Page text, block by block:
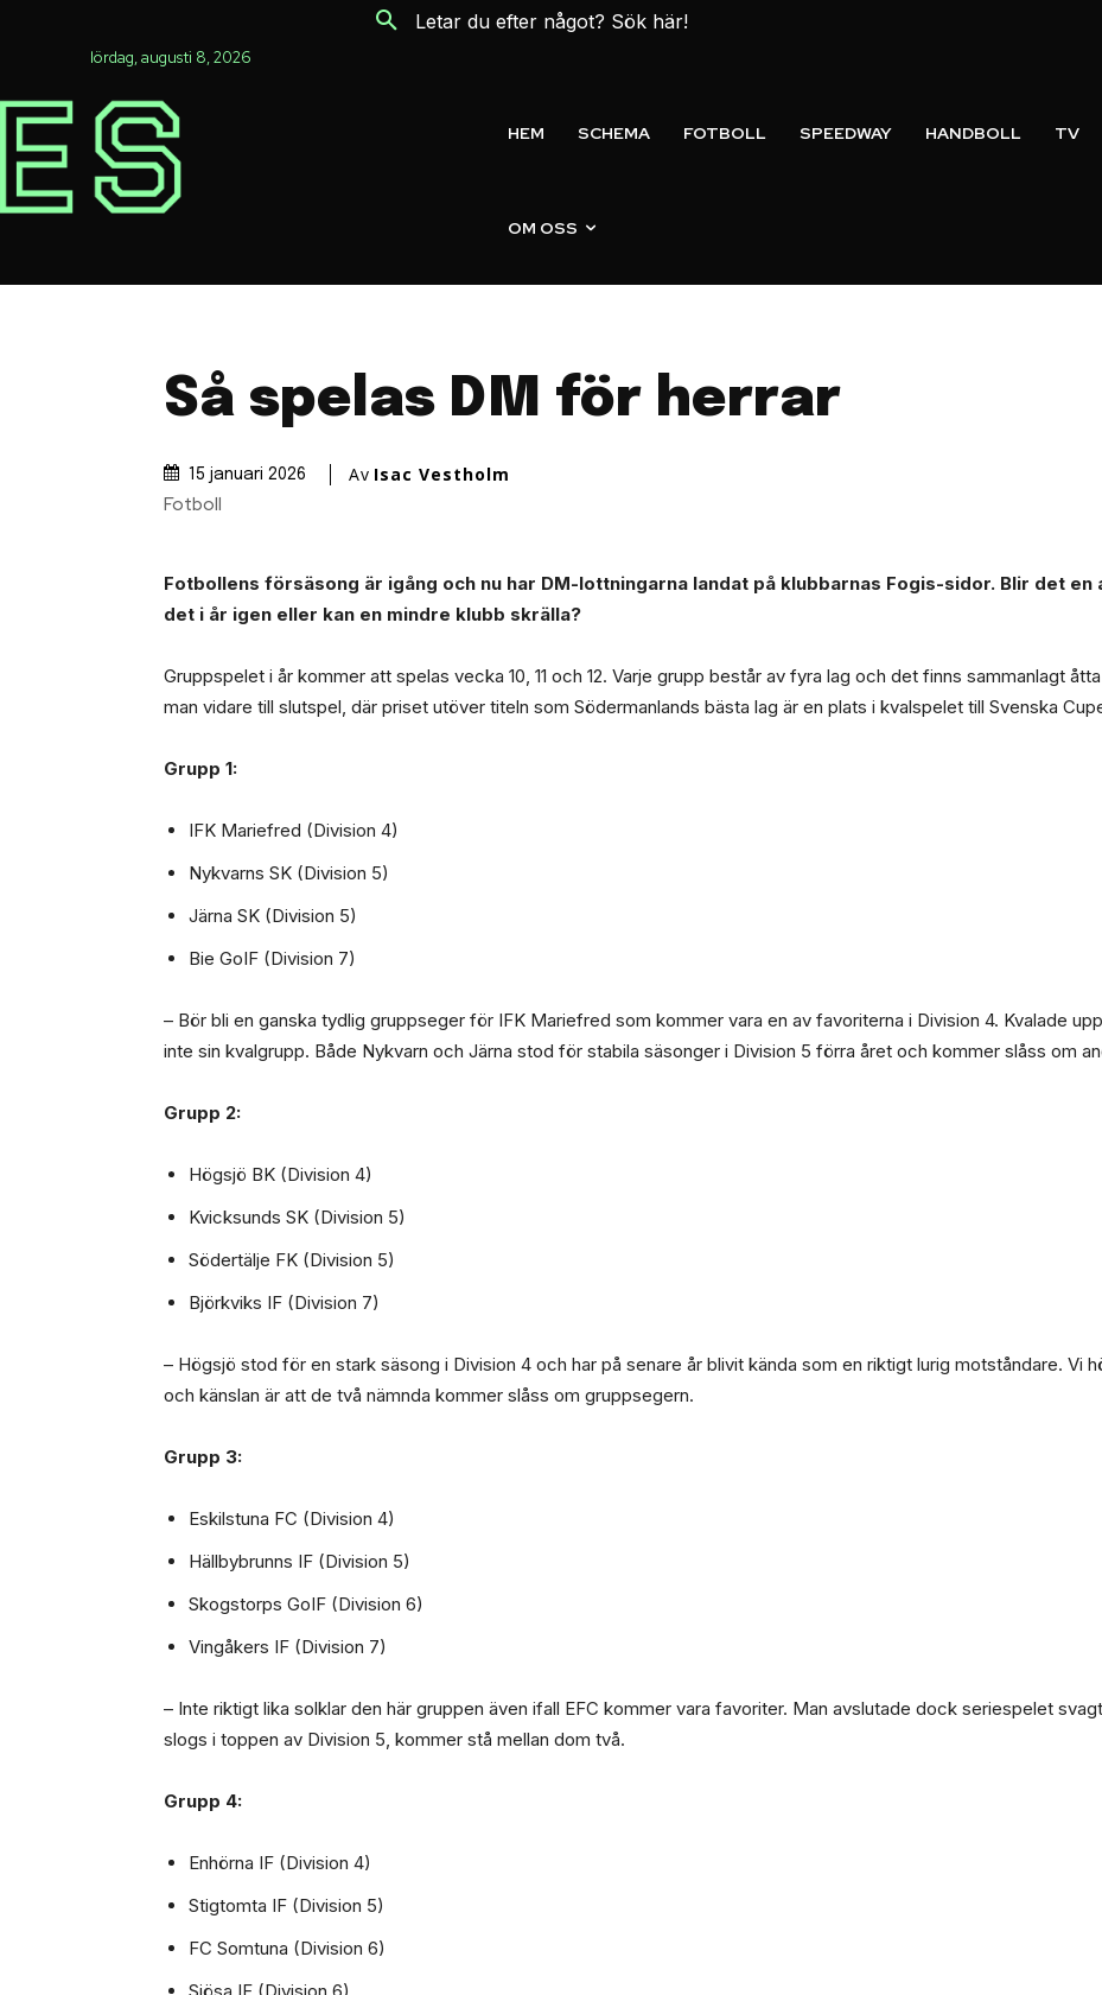
lördag, augusti 8, 2026
Letar du efter något? Sök här!
HEM SCHEMA FOTBOLL SPEEDWAY HANDBOLL TV
OM OSS
Så spelas DM för herrar
15 januari 2026 Av Isac Vestholm
Fotboll
Fotbollens försäsong är igång och nu har DM-lottningarna landat på klubbarnas Fogis-sidor. Blir det en
det i år igen eller kan en mindre klubb skrälla?
Gruppspelet i år kommer att spelas vecka 10, 11 och 12. Varje grupp består av fyra lag och det finns sammanlagt
man vidare till slutspel, där priset utöver titeln som Södermanlands bästa lag är en plats i kvalspelet till Svenska
Grupp 1:
IFK Mariefred (Division 4)
Nykvarns SK (Division 5)
Järna SK (Division 5)
Bie GoIF (Division 7)
– Bör bli en ganska tydlig gruppseger för IFK Mariefred som kommer vara en av favoriterna i Division 4. Kvalade
inte sin kvalgrupp. Både Nykvarn och Järna stod för stabila säsonger i Division 5 förra året och kommer slåss om
Grupp 2:
Högsjö BK (Division 4)
Kvicksunds SK (Division 5)
Södertälje FK (Division 5)
Björkviks IF (Division 7)
– Högsjö stod för en stark säsong i Division 4 och har på senare år blivit kända som en riktigt lurig motståndare. Vi
och känslan är att de två nämnda kommer slåss om gruppsegern.
Grupp 3:
Eskilstuna FC (Division 4)
Hällbybrunns IF (Division 5)
Skogstorps GoIF (Division 6)
Vingåkers IF (Division 7)
– Inte riktigt lika solklar den här gruppen även ifall EFC kommer vara favoriter. Man avslutade dock seriespelet
slogs i toppen av Division 5, kommer stå mellan dom två.
Grupp 4:
Enhörna IF (Division 4)
Stigtomta IF (Division 5)
FC Somtuna (Division 6)
Sjösa IF (Division 6)